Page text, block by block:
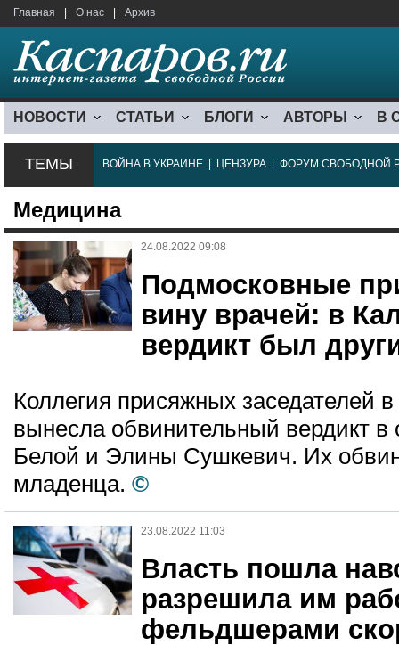
Главная О нас Архив
НОВОСТИ СТАТЬИ БЛОГИ АВТОРЫ В
ТЕМЫ ВОЙНА В УКРАИНЕ ЦЕНЗУРА ФОРУМ СВОБОДНОЙ
Медицина
24.08.2022 09:08
Подмосковные
вину врачей: в
вердикт был
Коллегия присяжных заседателей в
вынесла обвинительный вердикт
Белой и Элины Сушкевич. Их
младенца. ©
23.08.2022 11:03
Власть пошла
разрешила им
фельдшерами